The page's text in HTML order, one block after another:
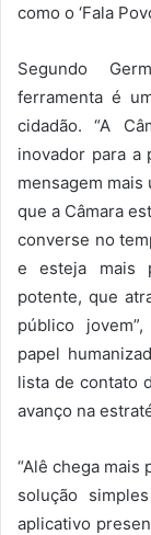
como o ‘Fala
Segundo
ferramenta é
cidadão. “A
inovador para a
mensagem
que a Câmara
converse no
e esteja mais
potente, que
público
papel
lista de contato
avanço na
“Alê chega mais
solução
aplicativo